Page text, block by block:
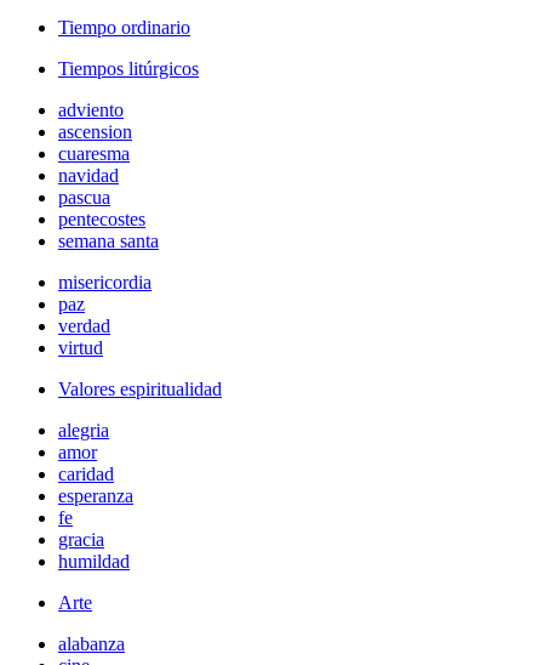
Tiempo ordinario
Tiempos litúrgicos
adviento
ascension
cuaresma
navidad
pascua
pentecostes
semana santa
misericordia
paz
verdad
virtud
Valores espiritualidad
alegria
amor
caridad
esperanza
fe
gracia
humildad
Arte
alabanza